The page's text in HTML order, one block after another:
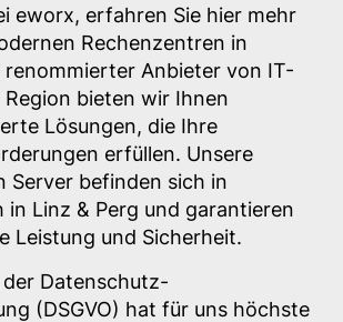
eworx, erfahren Sie hier mehr
Rechenzentren in
renommierter Anbieter von IT-
Region bieten wir Ihnen
Lösungen, die Ihre
erfüllen. Unsere
Server befinden sich in
in Linz & Perg und garantieren
Leistung und Sicherheit.
Datenschutz-
(DSGVO) hat für uns höchste